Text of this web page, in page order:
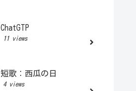
ChatGTP
11 views
短歌：西瓜の日
4 views